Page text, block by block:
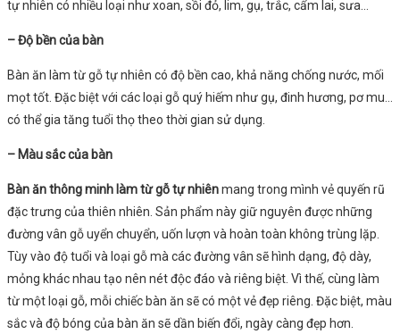
tự nhiên có nhiều loại như xoan, sồi đỏ, lim, gụ, trắc, cẩm lai, sưa…
– Độ bền của bàn
Bàn ăn làm từ gỗ tự nhiên có độ bền cao, khả năng chống nước, mối
mọt tốt. Đặc biệt với các loại gỗ quý hiếm như gụ, đinh hương, pơ mu…
có thể gia tăng tuổi thọ theo thời gian sử dụng.
– Màu sắc của bàn
Bàn ăn thông minh làm từ gỗ tự nhiênmang trong mình vẻ quyến rũ
đặc trưng của thiên nhiên. Sản phẩm này giữ nguyên được những
đường vân gỗ uyển chuyển, uốn lượn và hoàn toàn không trùng lặp.
Tùy vào độ tuổi và loại gỗ mà các đường vân sẽ hình dạng, độ dày,
mỏng khác nhau tạo nên nét độc đáo và riêng biệt. Vì thế, cùng làm
từ một loại gỗ, mỗi chiếc bàn ăn sẽ có một vẻ đẹp riêng. Đặc biệt, màu
sắc và độ bóng của bàn ăn sẽ dần biến đổi, ngày càng đẹp hơn.